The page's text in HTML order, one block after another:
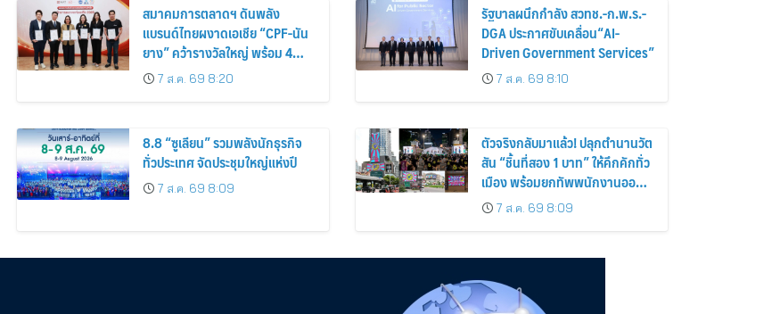
สมาคมการตลาดฯ ดันพลัง
แบรนด์ไทยผงาดเอเชีย “CPF-นัน
ยาง” คว้ารางวัลใหญ่ พร้อม 4
นักการตลาดไทยกวาดรางวัล
บุคคลเวที AMF AMEA & YWN
7 ส.ค. 69 8:20
รัฐบาลผนึกกำลัง สวทช.-ก.พ.ร.-
DGA ประกาศขับเคลื่อน“AI-
Driven Government Services”
7 ส.ค. 69 8:10
8.8 “ซูเลียน” รวมพลังนักธุรกิจ
ทั่วประเทศ จัดประชุมใหญ่แห่งปี
7 ส.ค. 69 8:09
ตัวจริงกลับมาแล้ว! ปลุกตำนานวัต
สัน “ชิ้นที่สอง 1 บาท” ให้คึกคักทั่ว
เมือง พร้อมยกทัพพนักงานออกส
เต็ปกลางสวนลุมฯ
7 ส.ค. 69 8:09